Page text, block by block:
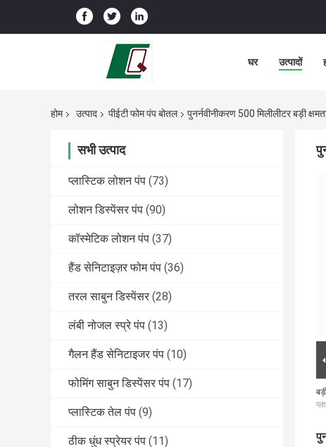
घर उत्पादों
होम उत्पाद पीईटी फोम पंप बोतल पुनर्नवीनीकरण 500 मिलीलीटर बड़ी
सभी उत्पाद
प्लास्टिक लोशन पंप (73)
लोशन डिस्पेंसर पंप (90)
कॉस्मेटिक लोशन पंप (37)
हैंड सेनिटाइज़र फोम पंप (36)
तरल साबुन डिस्पेंसर (28)
लंबी नोजल स्प्रे पंप (13)
गैलन हैंड सेनिटाइजर पंप (10)
फोमिंग साबुन डिस्पेंसर पंप (17)
प्लास्टिक तेल पंप (9)
ठीक धुंध स्प्रेयर पंप (11)